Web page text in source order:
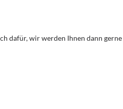
dafür, wir werden Ihnen dann